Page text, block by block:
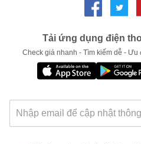
Tải ứng dụng điện
Check giá nhanh - Tìm kiếm dễ - Ưu